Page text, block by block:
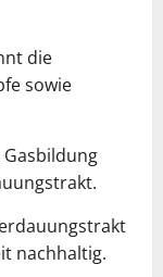
die
sowie
nachhaltig.